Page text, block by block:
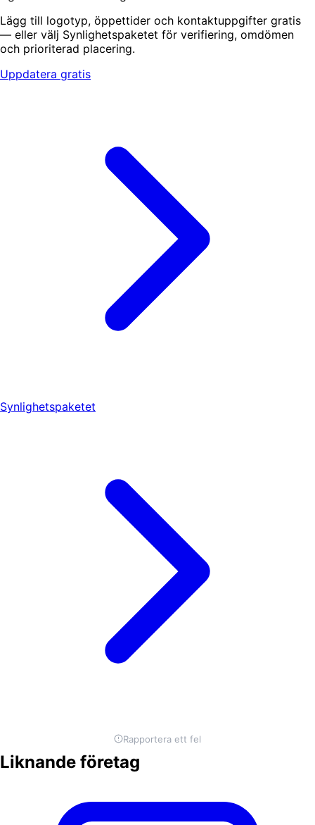
Lägg till logotyp, öppettider och kontaktuppgifter gratis
— eller välj Synlighetspaketet för verifiering, omdömen
och prioriterad placering.
Uppdatera gratis
Synlighetspaketet
Rapportera ett fel
Liknande företag